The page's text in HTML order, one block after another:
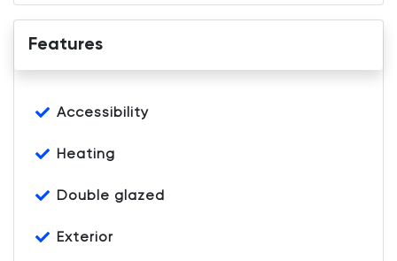
Features
Accessibility
Heating
Double glazed
Exterior